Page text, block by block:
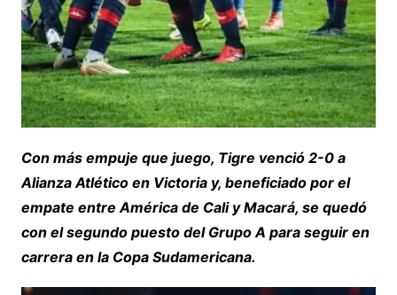
Con más empuje que juego, Tigre venció 2-0 a
Alianza Atlético en Victoria y, beneficiado por el
empate entre América de Cali y Macará, se quedó
con el segundo puesto del Grupo A para seguir en
carrera en la Copa Sudamericana.